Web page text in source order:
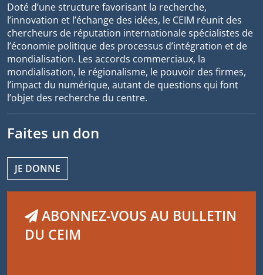
Doté d’une structure favorisant la recherche,
l’innovation et l’échange des idées, le CEIM réunit des
chercheurs de réputation internationale spécialistes de
l’économie politique des processus d’intégration et de
mondialisation. Les accords commerciaux, la
mondialisation, le régionalisme, le pouvoir des firmes,
l’impact du numérique, autant de questions qui font
l’objet des recherche du centre.
Faites un don
JE DONNE
ABONNEZ-VOUS AU BULLETIN
DU CEIM